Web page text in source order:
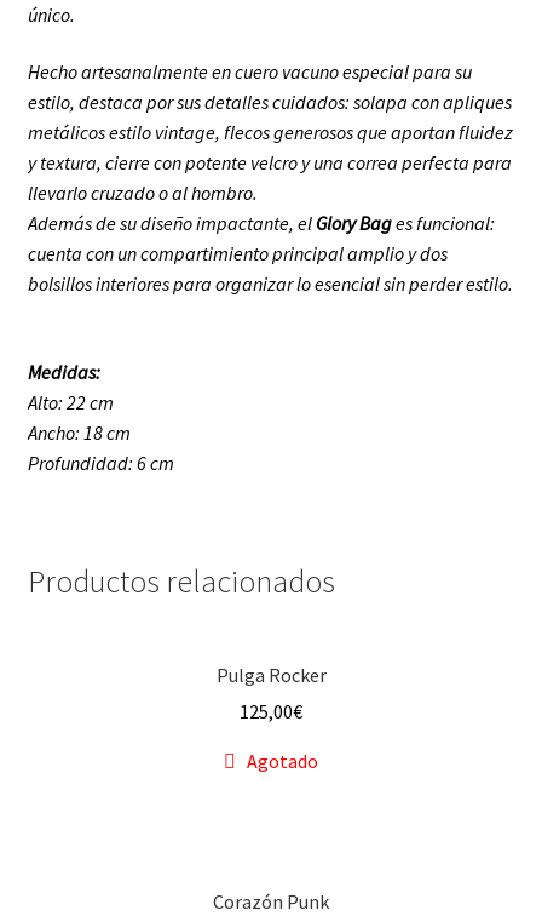
único.
Hecho artesanalmente en cuero vacuno especial para su
estilo, destaca por sus detalles cuidados: solapa con apliques
metálicos estilo vintage, flecos generosos que aportan fluidez
y textura, cierre con potente velcro y una correa perfecta para
llevarlo cruzado o al hombro.
Además de su diseño impactante, el Glory Bages funcional:
cuenta con un compartimiento principal amplio y dos
bolsillos interiores para organizar lo esencial sin perder estilo.
Medidas:
Alto: 22 cm
Ancho: 18 cm
Profundidad: 6 cm
Productos relacionados
Pulga Rocker
125,00€
Agotado
Corazón Punk